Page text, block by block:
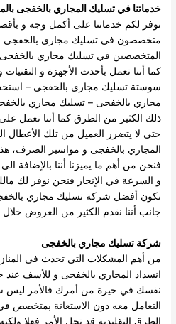
خدماتنا في تسليك المجاري بالخفجى
نوفر لكم خدماتنا على أكمل وجه و
متخصصون في تسليك مجاري بالخفجى
المتخصصين في تسليك مجاري بالخفجى
كما أننا نعمل بأحدث الأجهزة و
سوستة تسليك مجاري بالخفجى –
مجاري بالخفجى – تسليك مجاري
ذلك الكثير من الطرق كما أننا نعمل
حتى لا يتضرر العميل من تلك الأعطال
المجاري بالخفجى و مواسير الصرف،
فنحن من أهم ما يميزنا أننا بالإضافة الى
و السرعة في الإنجاز فنحن نوفر لك
نكون أفضل شركة تسليك مجاري
جانب أننا نقدم الكثير من العروض خلال
شركة تسليك مجاري بالخفجى
من أهم المشكلات التي تحدث في
انسداد المجاري بالخفجى و للأسف
نفسك في حيرة من أمرك فالأمر ليس
التعامل معه دون الاستعانة بمتخصص
الطرق التقليدية قد تحل الأمر فعلا